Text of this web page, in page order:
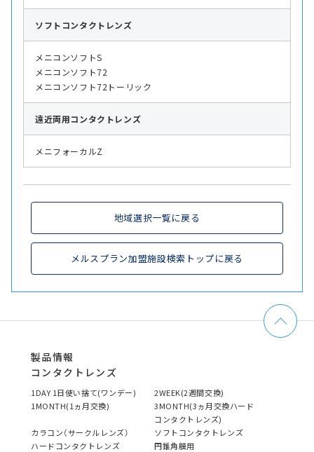
ソフト コンタクトレンズ
メニコンソフトS
メニコンソフト72
メニコンソフト72トーリック
遠近両用コンタクトレンズ
メニフォーカルZ
地域選択一覧に戻る
メルスプラン加盟施設検索トップに戻る
製品情報
コンタクトレンズ
1DAY 1日使い捨て(ワンデー)
2WEEK(2週間交換)
1MONTH(1ヵ月交換)
3MONTH(3ヵ月交換ハード
コンタクトレンズ)
カラコン（サークルレンズ）
ソフトコンタクトレンズ
ハードコンタクトレンズ
円錐角膜用